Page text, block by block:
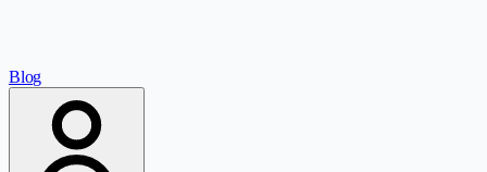
Blog